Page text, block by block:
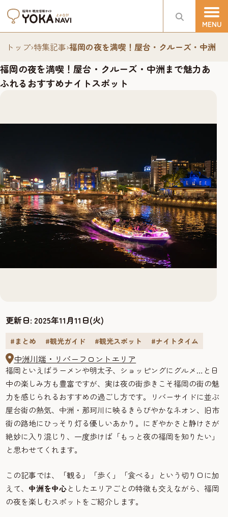
トップ›特集記事›福岡の夜を満喫！屋台・クルーズ・中洲
福岡の夜を満喫！屋台・クルーズ・中洲まで魅力あ
ふれるおすすめナイトスポット
更新日:2025年11月11日(火)
#まとめ #観光ガイド #観光スポット #ナイトタイム
中洲川端・リバーフロントエリア
福岡といえばラーメンや明太子、ショッピングにグルメ…と日
中の楽しみ方も豊富ですが、実は夜の街歩きこそ福岡の街の魅
力を感じられるおすすめの過ごし方です。リバーサイドに並ぶ
屋台街の熱気、中洲・那珂川に映るきらびやかなネオン、旧市
街の路地にひっそり灯る優しいあかり。にぎやかさと静けさが
絶妙に入り混じり、一度歩けば「もっと夜の福岡を知りたい」
と思わせてくれます。
この記事では、「観る」「歩く」「食べる」という切り口に加
えて、 中洲を中心としたエリアごとの特徴も交えながら、福岡
の夜を楽しむスポットをご紹介します。